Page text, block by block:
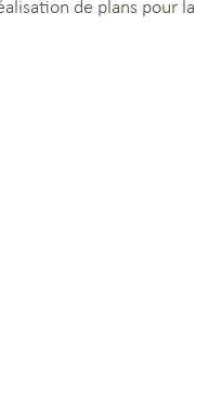
de plans pour la